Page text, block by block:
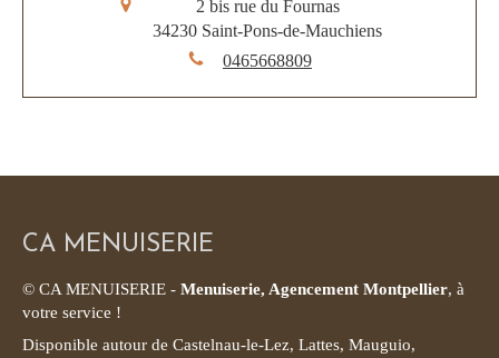
2 bis rue du Fournas
34230 Saint-Pons-de-Mauchiens
0465668809
CA MENUISERIE
© CA MENUISERIE - Menuiserie, Agencement Montpellier, à
votre service !
Disponible autour de Castelnau-le-Lez, Lattes, Mauguio,